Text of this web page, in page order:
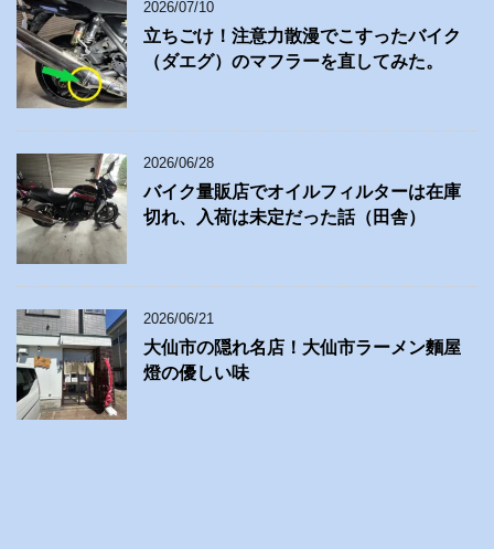
2026/07/10
立ちごけ！注意力散漫でこすったバイク
（ダエグ）のマフラーを直してみた。
2026/06/28
バイク量販店でオイルフィルターは在庫
切れ、入荷は未定だった話（田舎）
2026/06/21
大仙市の隠れ名店！大仙市ラーメン麵屋
燈の優しい味